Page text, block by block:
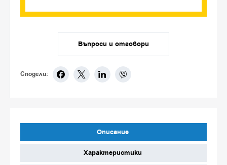
Въпроси и отговори
Сподели:
Описание
Характеристики